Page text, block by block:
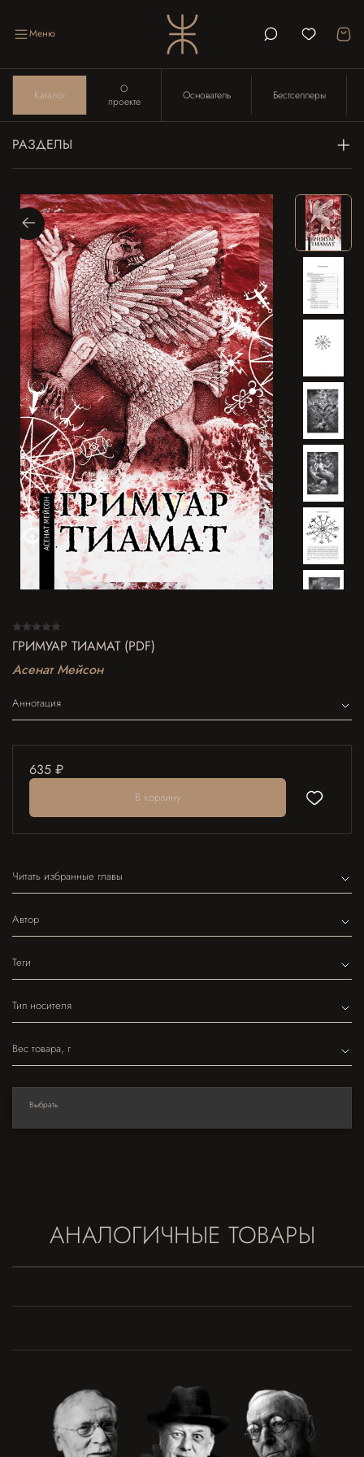
Меню
Каталог
О
проекте
Основатель Бестселлеры
РАЗДЕЛЫ
ГРИМУАР ТИАМАТ (PDF)
Асенат Мейсон
Аннотация
635 ₽
В корзину
Читать избранные главы
Автор
Теги
Тип носителя
Вес товара, г
Выбрать
АНАЛОГИЧНЫЕ ТОВАРЫ